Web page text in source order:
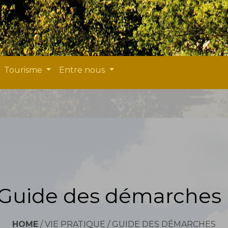
Tourisme Entre nous
des démarches
HOME /VIE PRATIQUE / GUIDE DES DÉMARCHES